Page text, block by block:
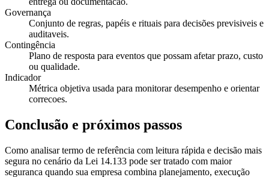
Governança
Conjunto de regras, papéis e rituais para decisões previsiveis e
auditaveis.
Contingência
Plano de resposta para eventos que possam afetar prazo, custo
ou qualidade.
Indicador
Métrica objetiva usada para monitorar desempenho e orientar
correcoes.
Conclusão e próximos passos
Como analisar termo de referência com leitura rápida e decisão mais
segura no cenário da Lei 14.133 pode ser tratado com maior
seguranca quando sua empresa combina planejamento, execução